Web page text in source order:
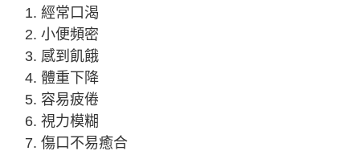
經常口渴
小便頻密
感到飢餓
體重下降
容易疲倦
視力模糊
傷口不易癒合